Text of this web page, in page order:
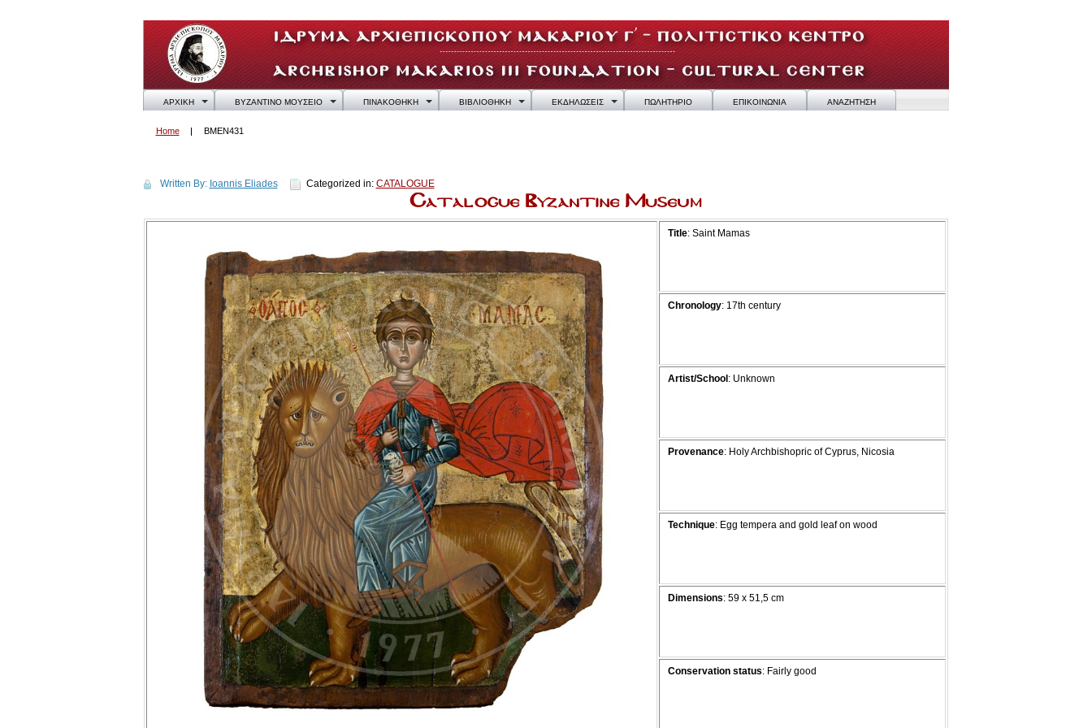
ΑΡΧΙΚΗ ΒΥΖΑΝΤΙΝΟ ΜΟΥΣΕΙΟ ΠΙΝΑΚΟΘΗΚΗ ΒΙΒΛΙΟΘΗΚΗ ΕΚΔΗΛΩΣΕΙΣ ΠΩΛΗΤΗΡΙΟ ΕΠΙΚΟΙΝΩΝΙΑ ΑΝΑΖΗΤΗΣΗ
Home BMEN431
Written By: Ioannis Eliades Categorized in: CATALOGUE
Title: Saint Mamas
Chronology: 17th century
Artist/School : Unknown
Provenance: Holy Archbishopric of Cyprus, Nicosia
Technique: Egg tempera and gold leaf on wood
Dimensions: 59 x 51,5 cm
Conservation status: Fairly good